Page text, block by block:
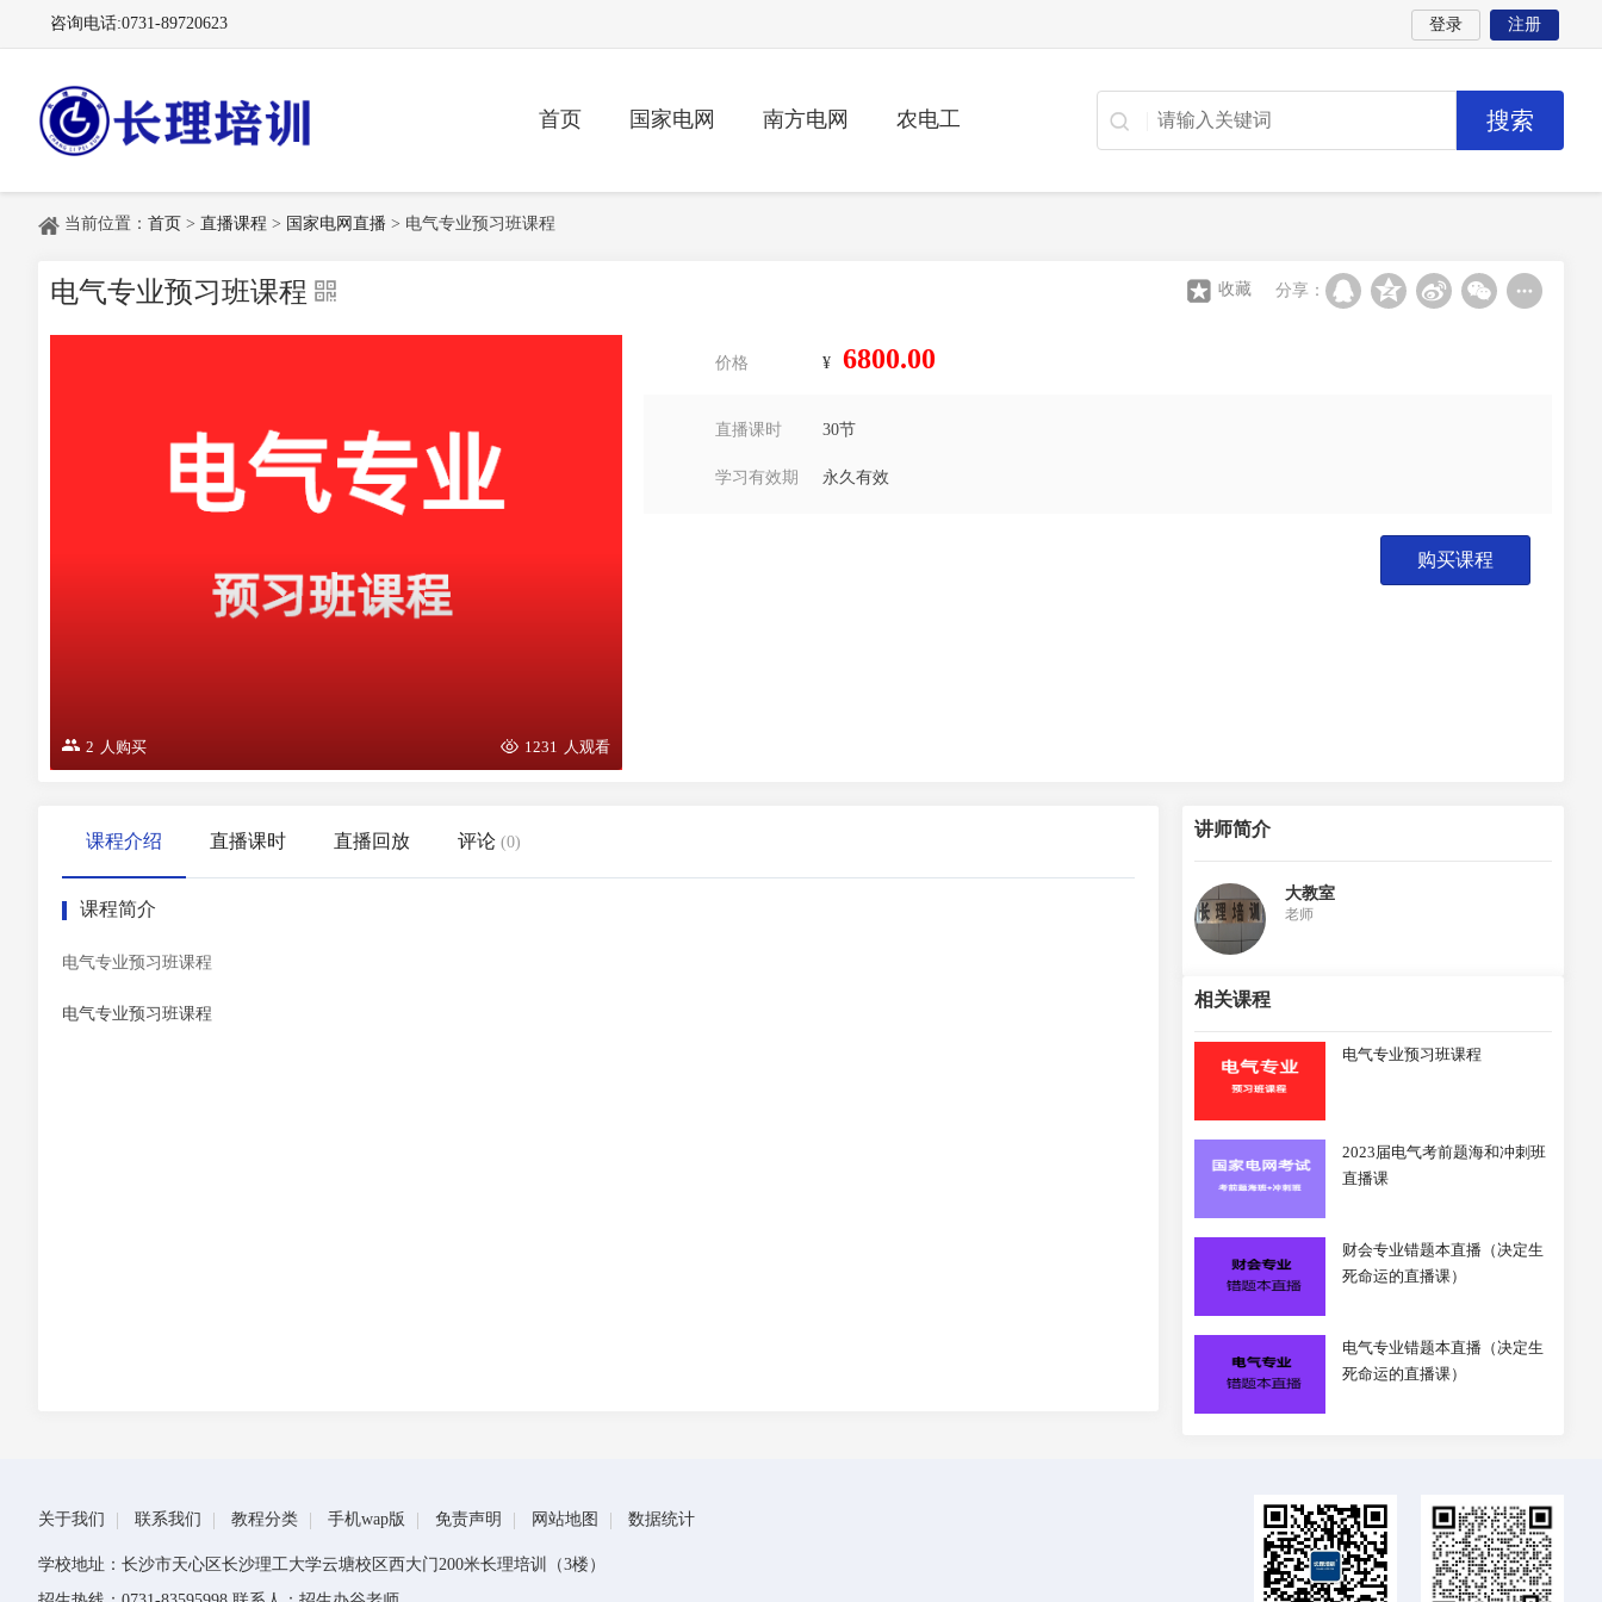
咨询电话:0731-89720623 登录 注册
首页 国家电网 南方电网 农电工
当前位置： 首页 > 直播课程 > 国家电网直播 > 电气专业预习班课程
电气专业预习班课程 收藏 分享：
2 人购买 1231 人观看
价格 ¥ 6800.00
直播课时 30节
学习有效期 永久有效
购买课程
课程介绍 直播课时 直播回放 评论 (0)
课程简介
电气专业预习班课程
电气专业预习班课程
讲师简介
大教室
老师
相关课程
电气专业预习班课程
2023届电气考前题海和冲刺班
直播课
财会专业错题本直播（决定生
死命运的直播课）
电气专业错题本直播（决定生
死命运的直播课）
关于我们 联系我们 教程分类 手机wap版 免责声明 网站地图 数据统计
学校地址：长沙市天心区长沙理工大学云塘校区西大门200米长理培训（3楼）